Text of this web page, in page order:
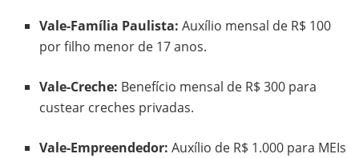
Vale-Família Paulista: Auxílio mensal de R$ 100
por filho menor de 17 anos.
Vale-Creche: Benefício mensal de R$ 300 para
custear creches privadas.
Vale-Empreendedor: Auxílio de R$ 1.000 para MEIs